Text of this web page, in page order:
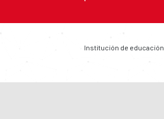
Institución de